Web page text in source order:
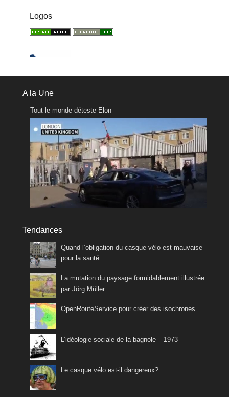
Logos
A la Une
Tout le monde déteste Elon
Tendances
Quand l’obligation du casque vélo est mauvaise
pour la santé
La mutation du paysage formidablement illustrée
par Jörg Müller
OpenRouteService pour créer des isochrones
L’idéologie sociale de la bagnole – 1973
Le casque vélo est-il dangereux?